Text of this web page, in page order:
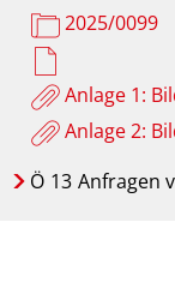
2025/0099
Anlage 1:
Anlage 2:
Ö 13 Anfragen